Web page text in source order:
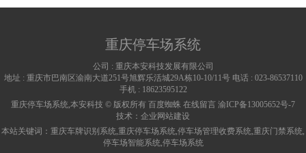
重庆停车场系统
公司 : 重庆本安科技发展有限公司
地址 : 重庆市巴南区渝南大道251号旭辉乐活城29A栋10-10/11号 电话 : 023-86537110
手机 : 18623595122
重庆停车场系统,本安科技 © 版权所有 百度蜘蛛 在线留言 渝ICP备13005652号-7
技术： 企业网站建设
本站关键词： 重庆车牌识别系统,重庆停车场系统,停车场管理收费系统,重庆门禁系统,
停车场智能系统,停车场系统